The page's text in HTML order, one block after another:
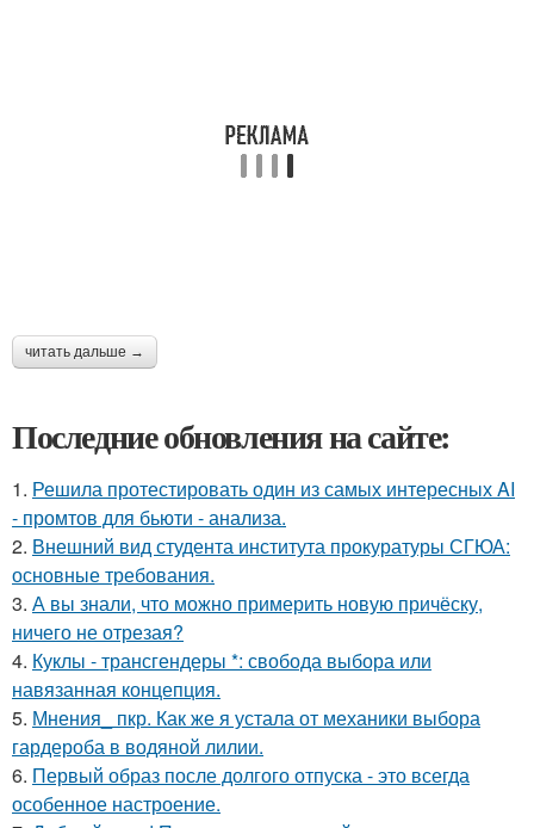
читать дальше →
Последние обновления на сайте:
1. Решила протестировать один из самых интересных AI
- промтов для бьюти - анализа.
2. Внешний вид студента института прокуратуры СГЮА:
основные требования.
3. А вы знали, что можно примерить новую причёску,
ничего не отрезая?
4. Куклы - трансгендеры *: свобода выбора или
навязанная концепция.
5. Мнения_ пкр. Как же я устала от механики выбора
гардероба в водяной лилии.
6. Первый образ после долгого отпуска - это всегда
особенное настроение.